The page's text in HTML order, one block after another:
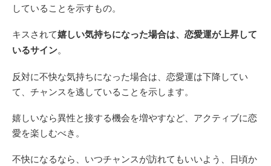
していることを示すもの。
キスされて嬉しい気持ちになった場合は、恋愛運が上昇して
いるサイン。
反対に不快な気持ちになった場合は、恋愛運は下降してい
て、チャンスを逃していることを示します。
嬉しいなら異性と接する機会を増やすなど、アクティブに恋
愛を楽しむべき。
不快になるなら、いつチャンスが訪れてもいいよう、日頃か